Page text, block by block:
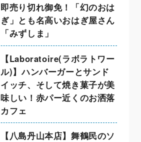
即売り切れ御免！「幻のおは
ぎ」とも名高いおはぎ屋さん
「みずしま」
【Laboratoire(ラボラトワー
ル)】ハンバーガーとサンド
イッチ、そして焼き菓子が美
味しい！赤パー近くのお洒落
カフェ
【八島丹山本店】舞鶴民のソ